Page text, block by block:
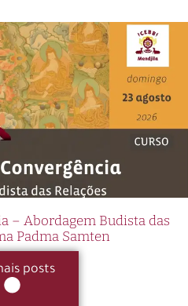
– Abordagem Budista das
Padma Samten
posts